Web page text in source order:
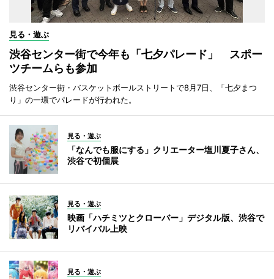
見る・遊ぶ
渋谷センター街で今年も「七夕パレード」 スポー
ツチームらも参加
渋谷センター街・バスケットボールストリートで8月7日、「七夕まつ
り」の一環でパレードが行われた。
見る・遊ぶ
「なんでも服にする」クリエーター塩川夏子さん、
渋谷で初個展
見る・遊ぶ
映画「ハチミツとクローバー」デジタル版、渋谷で
リバイバル上映
見る・遊ぶ